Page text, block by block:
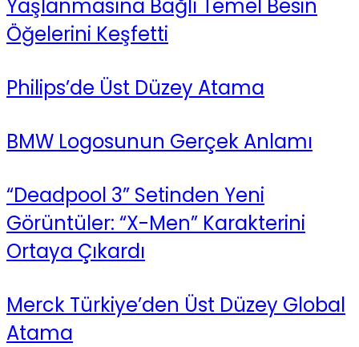
Yaşlanmasına Bağlı Temel Besin
Öğelerini Keşfetti
Philips’de Üst Düzey Atama
BMW Logosunun Gerçek Anlamı
“Deadpool 3” Setinden Yeni
Görüntüler: “X-Men” Karakterini
Ortaya Çıkardı
Merck Türkiye’den Üst Düzey Global
Atama